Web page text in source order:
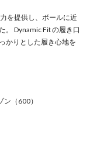
を提供し、ボールに近
。 Dynamic Fit の履き口
かりとした履き心地を
（600）